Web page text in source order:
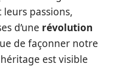
passions,
d’une révolution
de façonner notre
est visible